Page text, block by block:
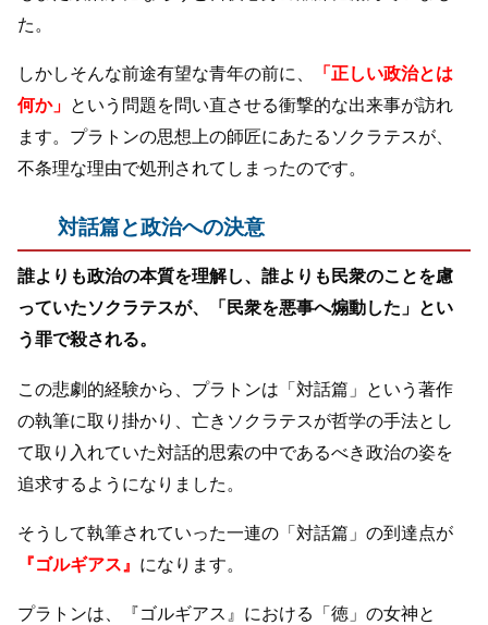
た。
しかしそんな前途有望な青年の前に、
「正しい政治とは
何か」 という問題を問い直させる衝撃的な出来事が訪れ
ます。プラトンの思想上の師匠にあたるソクラテスが、
不条理な理由で処刑されてしまったのです。
対話篇と政治への決意
誰よりも政治の本質を理解し、誰よりも民衆のことを慮
っていたソクラテスが、「民衆を悪事へ煽動した」とい
う罪で殺される。
この悲劇的経験から、プラトンは「対話篇」という著作
の執筆に取り掛かり、亡きソクラテスが哲学の手法とし
て取り入れていた対話的思索の中であるべき政治の姿を
追求するようになりました。
そうして執筆されていった一連の「対話篇」の到達点が
『ゴルギアス』 になります。
プラトンは、『ゴルギアス』における「徳」の女神と